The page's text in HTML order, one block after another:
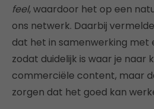
feel, waardoor het op een
ons netwerk. Daarbij
dat het in samenwerking met
zodat duidelijk is waar je naar
commerciële content, maar
zorgen dat het goed kan